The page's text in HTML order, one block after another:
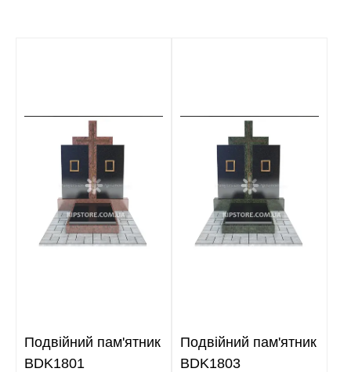
Подвійний пам'ятник
BDK1801
Подвійний пам'ятник
BDK1803